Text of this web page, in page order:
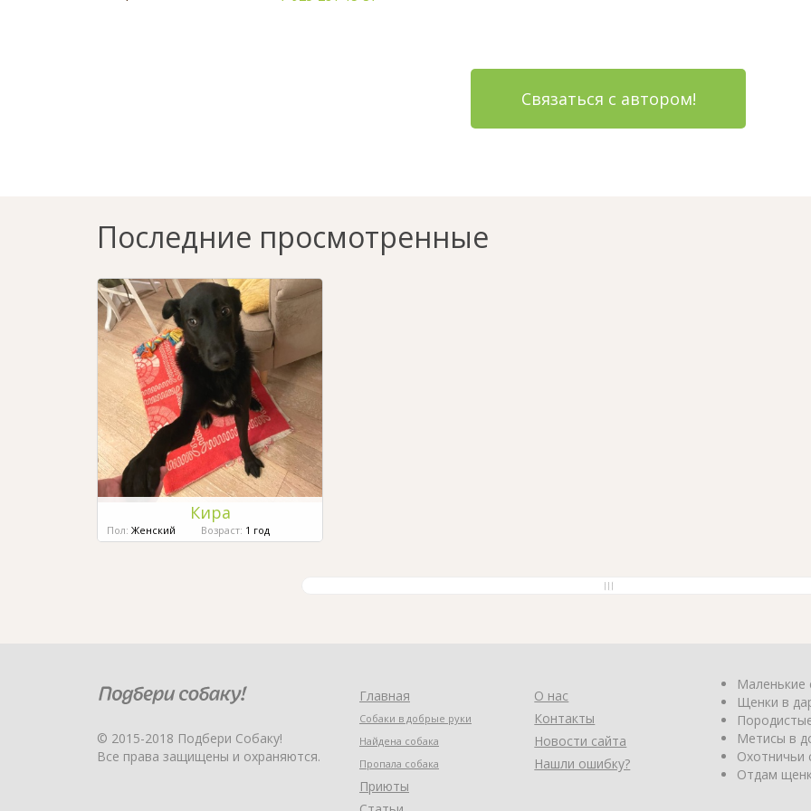
Связаться с автором!
Последние просмотренные
Кира
Пол: Женский Возраст: 1 год
© 2015-2018 Подбери Собаку!
Все права защищены и охраняются.
Главная
Собаки в добрые руки
Найдена собака
Пропала собака
Приюты
О нас
Контакты
Новости сайта
Нашли ошибку?
Маленькие
Щенки в
Метисы в
Охотничьи
Отдам